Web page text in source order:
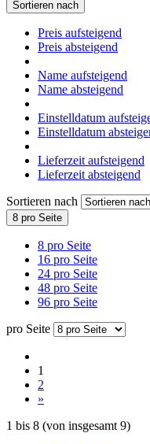
Sortieren nach
Preis aufsteigend
Preis absteigend
Name aufsteigend
Name absteigend
Einstelldatum
Einstelldatum
Lieferzeit aufsteigend
Lieferzeit absteigend
Sortieren nach
8 pro Seite
8 pro Seite
16 pro Seite
24 pro Seite
48 pro Seite
96 pro Seite
pro Seite
1
2
»
1 bis 8 (von insgesamt 9)